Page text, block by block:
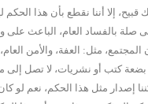
إلا أننا نقطع بأن هذا
صلة بالفساد العام، الباعث
مثل: العفة، والأمن
كتب أو نشريات، لا تصل إلى
إصدار مثل هذا الحكم، نعم لو